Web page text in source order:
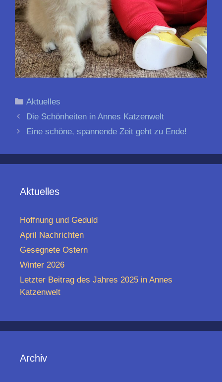
Kategorien
Aktuelles
Beitrags-
Navigation
Die Schönheiten in Annes Katzenwelt
Eine schöne, spannende Zeit geht zu Ende!
Aktuelles
Hoffnung und Geduld
April Nachrichten
Gesegnete Ostern
Winter 2026
Letzter Beitrag des Jahres 2025 in Annes
Katzenwelt
Archiv